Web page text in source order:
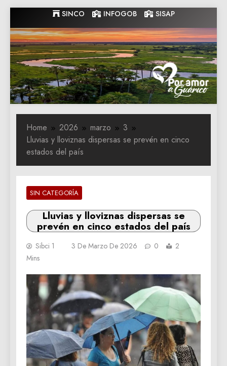
to
content
SINCO INFOGOB SISAP
Gobernacion
de Guarico
Gobernacion de Guarico
Home 2026 marzo
3
Lluvias y lloviznas dispersas se prevén en cinco
estados del país
SIN CATEGORÍA
Lluvias y lloviznas dispersas se
prevén en cinco estados del país
Sibci 1 3 De Marzo De 2026 0
2
Mins